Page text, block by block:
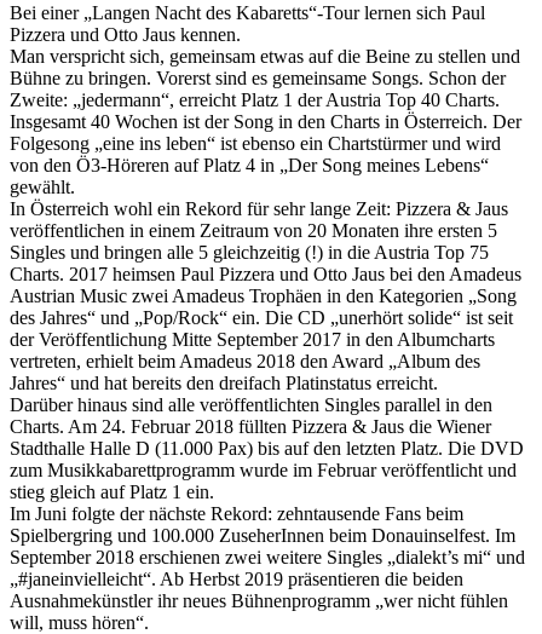
Bei einer „Langen Nacht des Kabaretts“-Tour lernen sich Paul
Pizzera und Otto Jaus kennen.
Man verspricht sich, gemeinsam etwas auf die Beine zu stellen und
Bühne zu bringen. Vorerst sind es gemeinsame Songs. Schon der
Zweite: „jedermann“, erreicht Platz 1 der Austria Top 40 Charts.
Insgesamt 40 Wochen ist der Song in den Charts in Österreich. Der
Folgesong „eine ins leben“ ist ebenso ein Chartstürmer und wird
von den Ö3-Höreren auf Platz 4 in „Der Song meines Lebens“
gewählt.
In Österreich wohl ein Rekord für sehr lange Zeit: Pizzera & Jaus
veröffentlichen in einem Zeitraum von 20 Monaten ihre ersten 5
Singles und bringen alle 5 gleichzeitig (!) in die Austria Top 75
Charts. 2017 heimsen Paul Pizzera und Otto Jaus bei den Amadeus
Austrian Music zwei Amadeus Trophäen in den Kategorien „Song
des Jahres“ und „Pop/Rock“ ein. Die CD „unerhört solide“ ist seit
der Veröffentlichung Mitte September 2017 in den Albumcharts
vertreten, erhielt beim Amadeus 2018 den Award „Album des
Jahres“ und hat bereits den dreifach Platinstatus erreicht.
Darüber hinaus sind alle veröffentlichten Singles parallel in den
Charts. Am 24. Februar 2018 füllten Pizzera & Jaus die Wiener
Stadthalle Halle D (11.000 Pax) bis auf den letzten Platz. Die DVD
zum Musikkabarettprogramm wurde im Februar veröffentlicht und
stieg gleich auf Platz 1 ein.
Im Juni folgte der nächste Rekord: zehntausende Fans beim
Spielbergring und 100.000 ZuseherInnen beim Donauinselfest. Im
September 2018 erschienen zwei weitere Singles „dialekt’s mi“ und
„#janeinvielleicht“. Ab Herbst 2019 präsentieren die beiden
Ausnahmekünstler ihr neues Bühnenprogramm „wer nicht fühlen
will, muss hören“.